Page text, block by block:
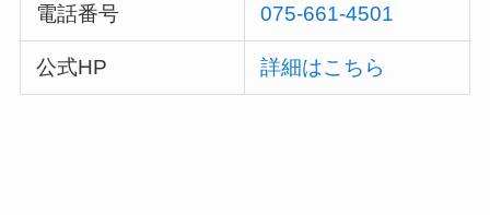
電話番号 075-661-4501
公式HP 詳細はこちら